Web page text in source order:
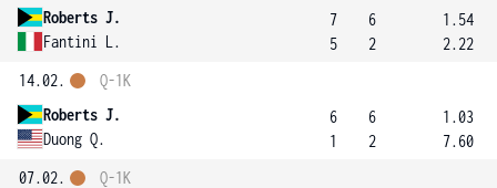
Roberts J.
Fantini L.
7
5
6
2
1.54
2.22
14.02.
Roberts J.
Duong Q.
Q-1K
6
1
6
2
1.03
7.60
07.02.
Q-1K